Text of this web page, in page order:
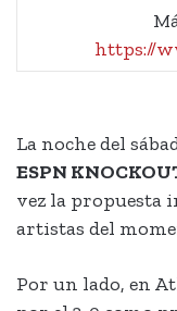
https://
La noche del
ESPN
vez la propuesta
artistas del
Por un lado, en